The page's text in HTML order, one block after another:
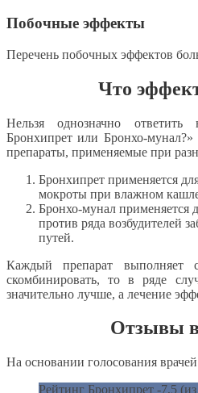
Побочные эффекты
Перечень побочных эффектов
Что
Нельзя однозначно
Бронхипрет или Бронхо-
препараты, применяемые при
Бронхипрет применяется
мокроты при влажном
Бронхо-мунал применяется
против ряда возбудителей
путей.
Каждый препарат выполняет
скомбинировать, то в ряде
значительно лучше, а лечение
Отзывы
На основании голосования
Рейтинг Бронхипрет -7,5